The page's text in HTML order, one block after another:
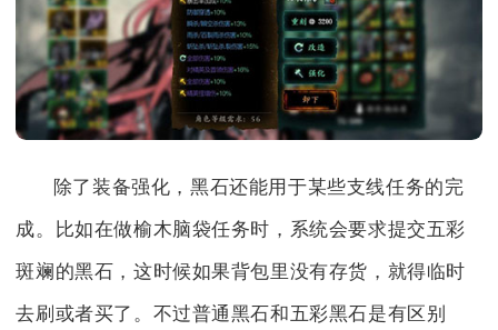
除了装备强化，黑石还能用于某些支线任务的完
成。比如在做榆木脑袋任务时，系统会要求提交五彩
斑斓的黑石，这时候如果背包里没有存货，就得临时
去刷或者买了。不过普通黑石和五彩黑石是有区别